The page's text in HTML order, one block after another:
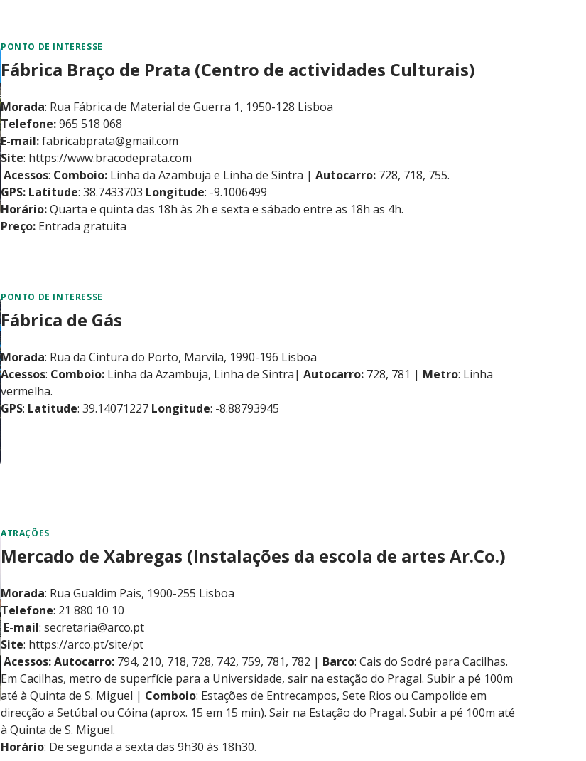
PONTO DE INTERESSE
Fábrica Braço de Prata (Centro de actividades Culturais)
Morada: Rua Fábrica de Material de Guerra 1, 1950-128 Lisboa
Telefone:965 518 068
E-mail:fabricabprata@gmail.com
Site: https://www.bracodeprata.com
Acessos: Comboio: Linha da Azambuja e Linha de Sintra | Autocarro: 728, 718, 755.
GPS: Latitude: 38.7433703 Longitude: -9.1006499
Horário:Quarta e quinta das 18h às 2h e sexta e sábado entre as 18h as 4h.
Preço: Entrada gratuita
PONTO DE INTERESSE
Fábrica de Gás
Morada: Rua da Cintura do Porto, Marvila, 1990-196 Lisboa
Acessos: Comboio: Linha da Azambuja, Linha de Sintra| Autocarro: 728, 781 | Metro: Linha
vermelha.
GPS: Latitude: 39.14071227 Longitude: -8.88793945
ATRAÇÕES
Mercado de Xabregas (Instalações da escola de artes Ar.Co.)
Morada: Rua Gualdim Pais, 1900-255 Lisboa
Telefone: 21 880 10 10
E-mail: secretaria@arco.pt
Site: https://arco.pt/site/pt
Acessos: Autocarro: 794, 210, 718, 728, 742, 759, 781, 782 | Barco: Cais do Sodré para Cacilhas.
Em Cacilhas, metro de superfície para a Universidade, sair na estação do Pragal. Subir a pé 100m
até à Quinta de S. Miguel | Comboio: Estações de Entrecampos, Sete Rios ou Campolide em
direcção a Setúbal ou Cóina (aprox. 15 em 15 min). Sair na Estação do Pragal. Subir a pé 100m até
à Quinta de S. Miguel.
Horário: De segunda a sexta das 9h30 às 18h30.